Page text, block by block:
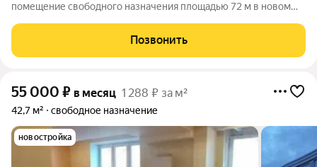
помещение свободного назначения площадью 72 м в новом
имеет отдельный вход с улицы, место для размещения
вывески, собственную индивидуальную
Позвонить
55 000 ₽ в месяц 1 288 ₽ за м²
42,7 м² свободное назначение
новостройка